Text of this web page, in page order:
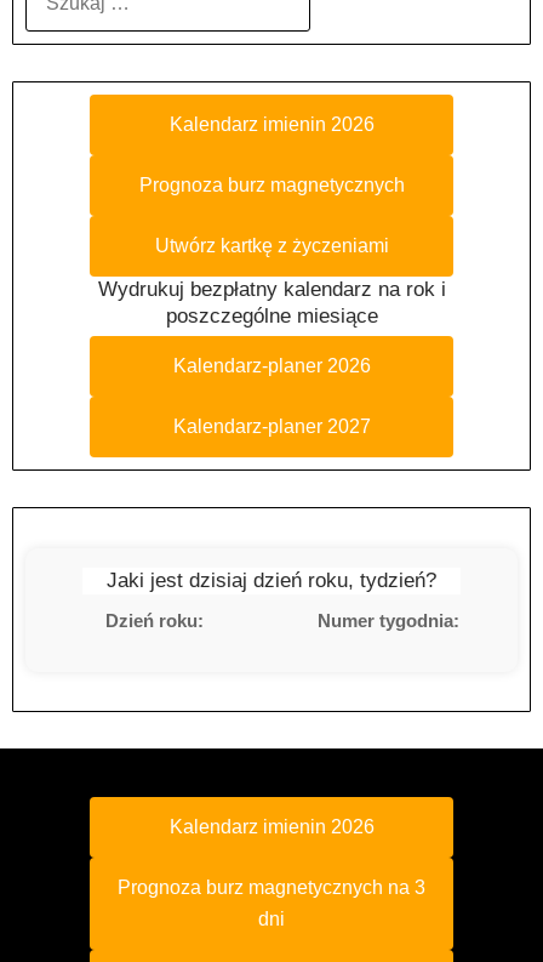
Kalendarz imienin 2026
Prognoza burz magnetycznych
Utwórz kartkę z życzeniami
Wydrukuj bezpłatny kalendarz na rok i
poszczególne miesiące
Kalendarz-planer 2026
Kalendarz-planer 2027
Jaki jest dzisiaj dzień roku, tydzień?
Dzień roku: Numer tygodnia:
Kalendarz imienin 2026
Prognoza burz magnetycznych na 3
dni